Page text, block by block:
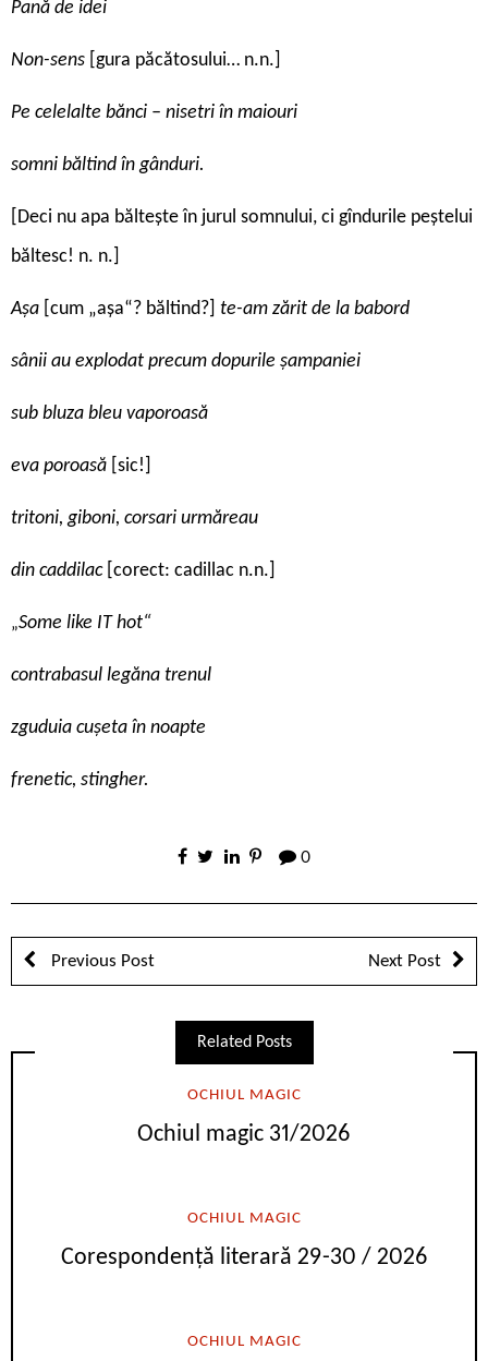
Pană de idei
Non-sens [gura păcătosului… n.n.]
Pe celelalte bănci – nisetri în maiouri
somni băltind în gânduri.
[Deci nu apa băltește în jurul somnului, ci gîndurile peștelui
băltesc! n. n.]
Așa [cum „așa“? băltind?] te-am zărit de la babord
sânii au explodat precum dopurile șampaniei
sub bluza bleu vaporoasă
eva poroasă [sic!]
tritoni, giboni, corsari urmăreau
din caddilac [corect: cadillac n.n.]
„Some like IT hot“
contrabasul legăna trenul
zguduia cușeta în noapte
frenetic, stingher.
0
Previous Post Next Post
Related Posts
OCHIUL MAGIC
Ochiul magic 31/2026
OCHIUL MAGIC
Corespondență literară 29-30 / 2026
OCHIUL MAGIC